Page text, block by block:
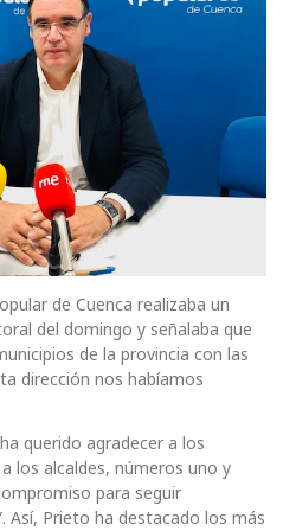
de Cuenca realizaba un
del domingo y señalaba que
de la provincia con las
dirección nos habíamos
querido agradecer a los
los alcaldes, números uno y
para seguir
Así, Prieto ha destacado los más